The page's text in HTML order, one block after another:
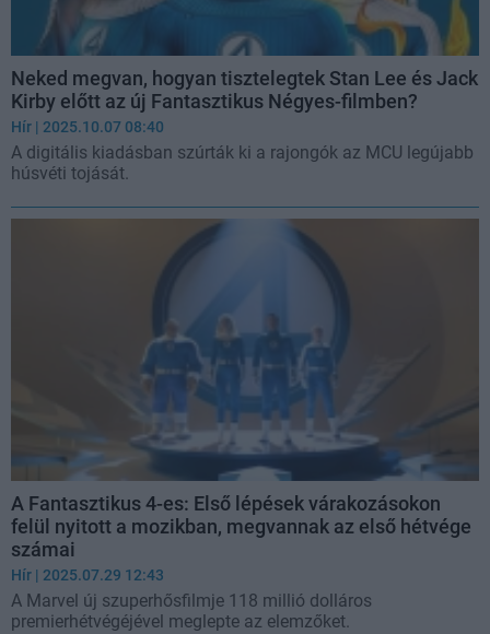
Neked megvan, hogyan tisztelegtek Stan Lee és Jack
Kirby előtt az új Fantasztikus Négyes-filmben?
Hír | 2025.10.07 08:40
A digitális kiadásban szúrták ki a rajongók az MCU legújabb
húsvéti tojását.
A Fantasztikus 4-es: Első lépések várakozásokon
felül nyitott a mozikban, megvannak az első hétvége
számai
Hír | 2025.07.29 12:43
A Marvel új szuperhősfilmje 118 millió dolláros
premierhétvégéjével meglepte az elemzőket.